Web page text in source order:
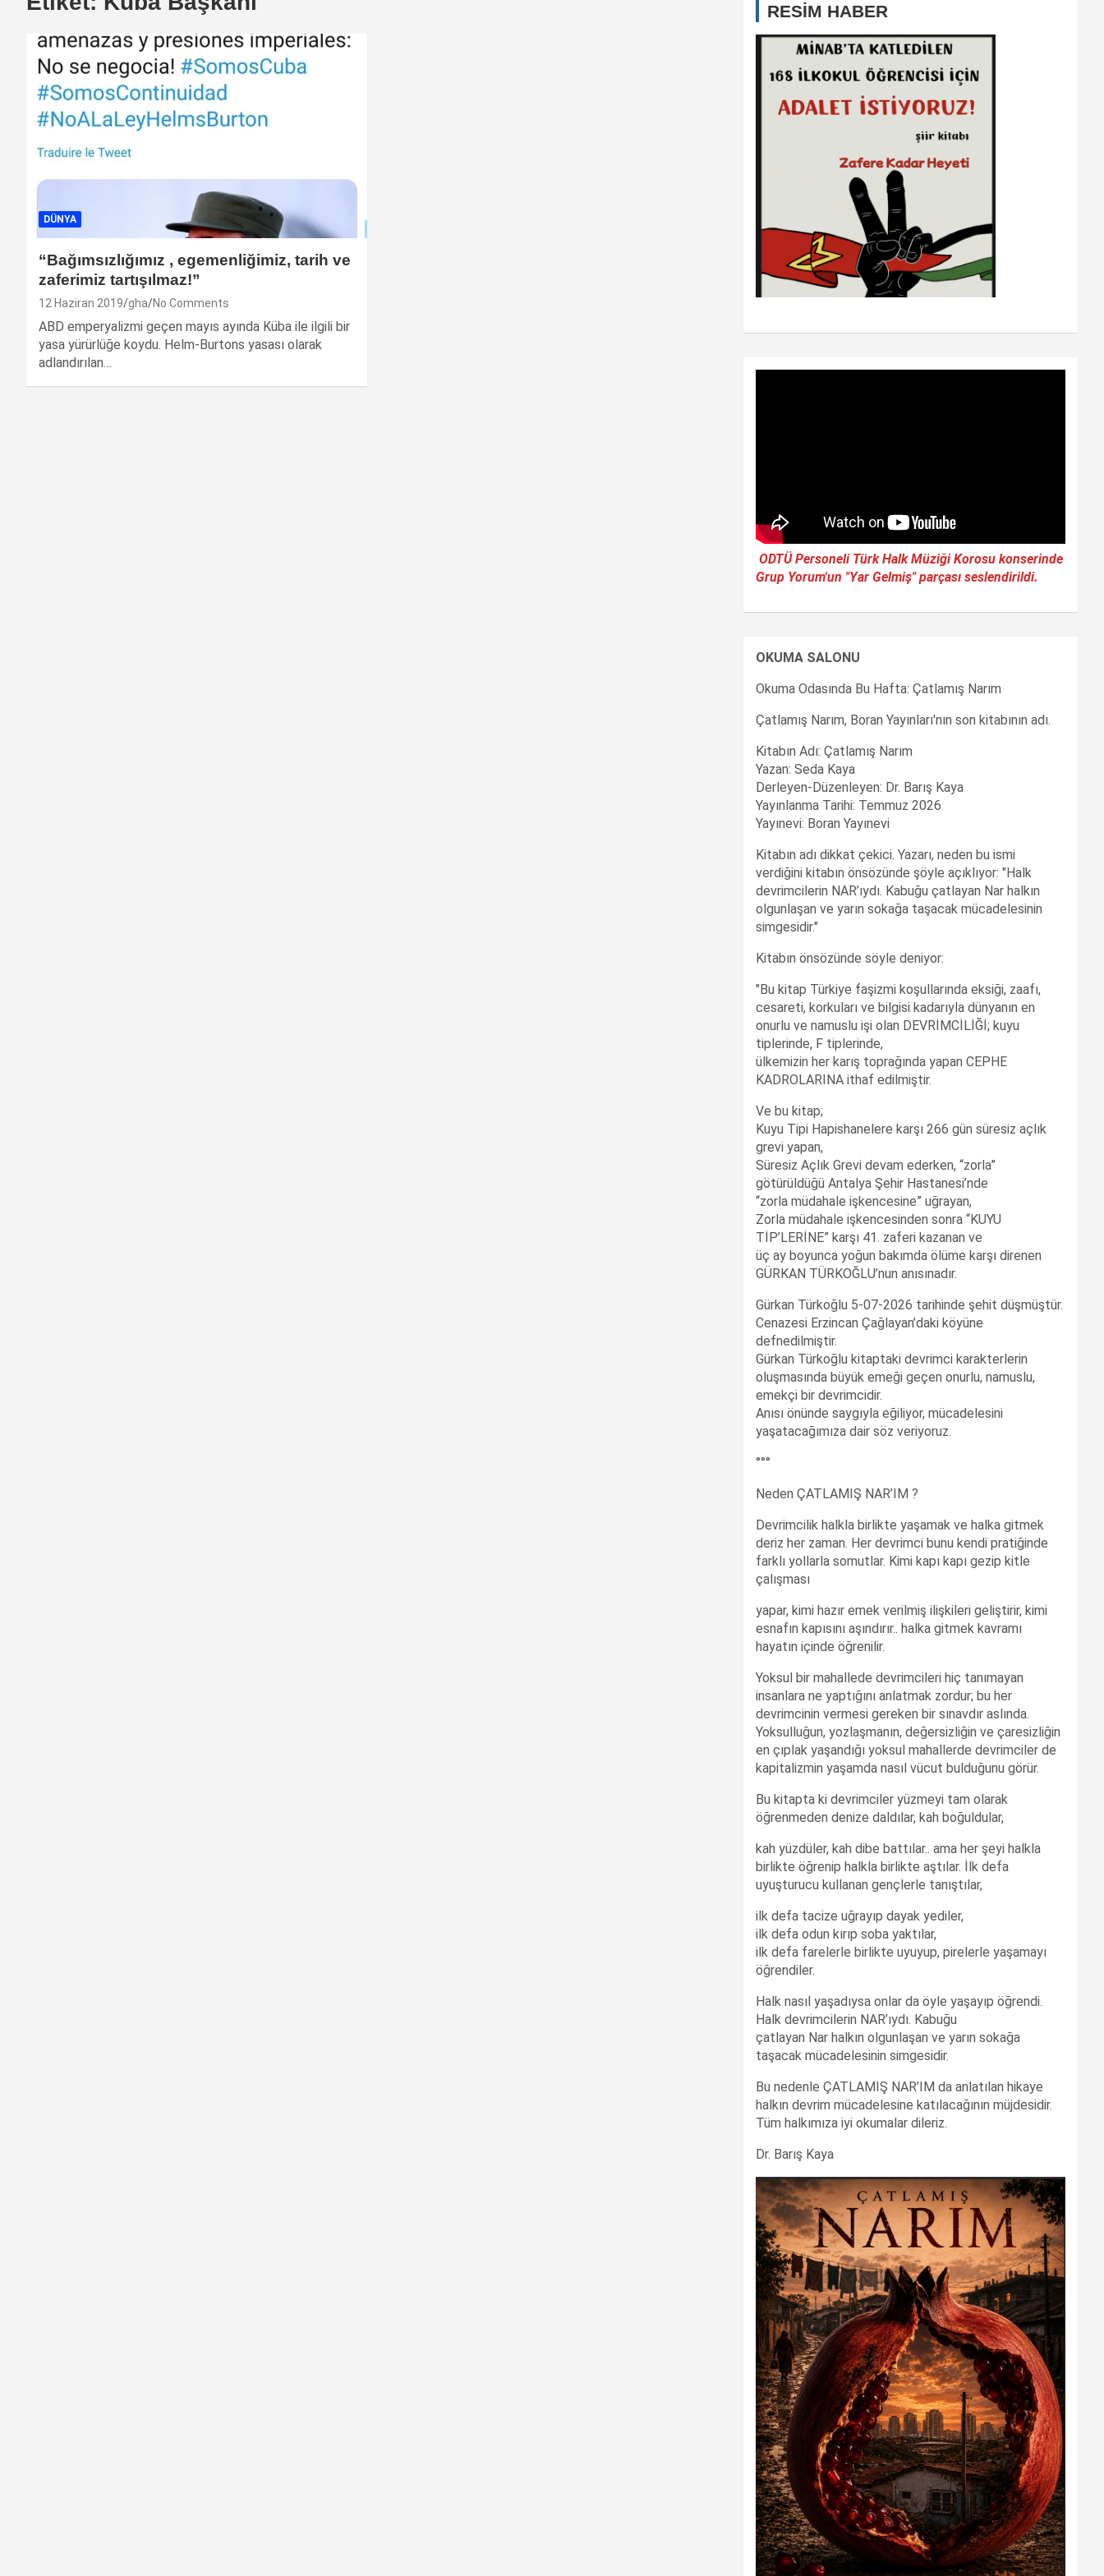
DÜNYA
“Bağımsızlığımız , egemenliğimiz, tarih ve
zaferimiz tartışılmaz!”
12 Haziran 2019 gha No Comments
ABD emperyalizmi geçen mayıs ayında Küba ile ilgili bir
yasa yürürlüğe koydu. Helm-Burtons yasası olarak
adlandırılan…
RESİM HABER
ODTÜ Personeli Türk Halk Müziği Korosu konserinde
Grup Yorum'un "Yar Gelmiş" parçası seslendirildi.
OKUMA SALONU
Okuma Odasında Bu Hafta: Çatlamış Narım
Çatlamış Narım, Boran Yayınları'nın son kitabının adı.
Kitabın Adı: Çatlamış Narım
Yazan: Seda Kaya
Derleyen-Düzenleyen: Dr. Barış Kaya
Yayınlanma Tarihi: Temmuz 2026
Yayınevi: Boran Yayınevi
Kitabın adı dikkat çekici. Yazarı, neden bu ismi
verdiğini kitabın önsözünde şöyle açıklıyor: "Halk
devrimcilerin NAR’ıydı. Kabuğu çatlayan Nar halkın
olgunlaşan ve yarın sokağa taşacak mücadelesinin
simgesidir."
Kitabın önsözünde söyle deniyor:
"Bu kitap Türkiye faşizmi koşullarında eksiği, zaafı,
cesareti, korkuları ve bilgisi kadarıyla dünyanın en
onurlu ve namuslu işi olan DEVRİMCİLİĞİ; kuyu
tiplerinde, F tiplerinde,
ülkemizin her karış toprağında yapan CEPHE
KADROLARINA ithaf edilmiştir.
Ve bu kitap;
Kuyu Tipi Hapishanelere karşı 266 gün süresiz açlık
grevi yapan,
Süresiz Açlık Grevi devam ederken, “zorla”
götürüldüğü Antalya Şehir Hastanesi’nde
“zorla müdahale işkencesine” uğrayan,
Zorla müdahale işkencesinden sonra “KUYU
TİP’LERİNE” karşı 41. zaferi kazanan ve
üç ay boyunca yoğun bakımda ölüme karşı direnen
GÜRKAN TÜRKOĞLU’nun anısınadır.
Gürkan Türkoğlu 5-07-2026 tarihinde şehit düşmüştür.
Cenazesi Erzincan Çağlayan’daki köyüne
defnedilmiştir.
Gürkan Türkoğlu kitaptaki devrimci karakterlerin
oluşmasında büyük emeği geçen onurlu, namuslu,
emekçi bir devrimcidir.
Anısı önünde saygıyla eğiliyor, mücadelesini
yaşatacağımıza dair söz veriyoruz.
°°°
Neden ÇATLAMIŞ NAR’IM ?
Devrimcilik halkla birlikte yaşamak ve halka gitmek
deriz her zaman. Her devrimci bunu kendi pratiğinde
farklı yollarla somutlar. Kimi kapı kapı gezip kitle
çalışması
yapar, kimi hazır emek verilmiş ilişkileri geliştirir, kimi
esnafın kapısını aşındırır.. halka gitmek kavramı
hayatın içinde öğrenilir.
Yoksul bir mahallede devrimcileri hiç tanımayan
insanlara ne yaptığını anlatmak zordur; bu her
devrimcinin vermesi gereken bir sınavdır aslında.
Yoksulluğun, yozlaşmanın, değersizliğin ve çaresizliğin
en çıplak yaşandığı yoksul mahallerde devrimciler de
kapitalizmin yaşamda nasıl vücut bulduğunu görür.
Bu kitapta ki devrimciler yüzmeyi tam olarak
öğrenmeden denize daldılar, kah boğuldular,
kah yüzdüler, kah dibe battılar.. ama her şeyi halkla
birlikte öğrenip halkla birlikte aştılar. İlk defa
uyuşturucu kullanan gençlerle tanıştılar,
ilk defa tacize uğrayıp dayak yediler,
ilk defa odun kırıp soba yaktılar,
ilk defa farelerle birlikte uyuyup, pirelerle yaşamayı
öğrendiler.
Halk nasıl yaşadıysa onlar da öyle yaşayıp öğrendi.
Halk devrimcilerin NAR’ıydı. Kabuğu
çatlayan Nar halkın olgunlaşan ve yarın sokağa
taşacak mücadelesinin simgesidir.
Bu nedenle ÇATLAMIŞ NAR’IM da anlatılan hikaye
halkın devrim mücadelesine katılacağının müjdesidir.
Tüm halkımıza iyi okumalar dileriz.
Dr. Barış Kaya